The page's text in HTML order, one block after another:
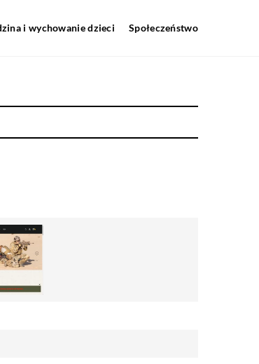
i wychowanie dzieci Społeczeństwo